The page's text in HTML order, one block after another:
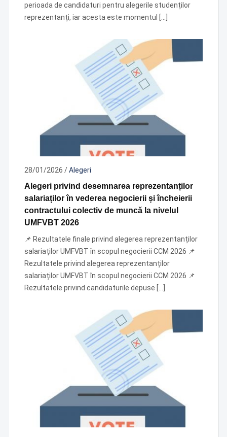
perioada de candidaturi pentru alegerile studenților
reprezentanți, iar acesta este momentul […]
28/01/2026 /Alegeri
Alegeri privind desemnarea reprezentanților
salariaților în vederea negocierii și încheierii
contractului colectiv de muncă la nivelul
UMFVBT 2026
📌 Rezultatele finale privind alegerea reprezentanților
salariaților UMFVBT în scopul negocierii CCM 2026 📌
Rezultatele privind alegerea reprezentanților
salariaților UMFVBT în scopul negocierii CCM 2026 📌
Rezultatele privind candidaturile depuse […]